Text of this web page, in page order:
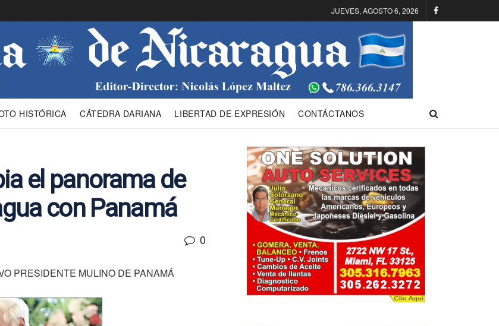
JUEVES, AGOSTO 6, 2026
HISTÓRICA CÁTEDRA DARIANA LIBERTAD DE EXPRESIÓN CONTÁCTANOS
el panorama de
con Panamá
0
PRESIDENTE MULINO DE PANAMÁ